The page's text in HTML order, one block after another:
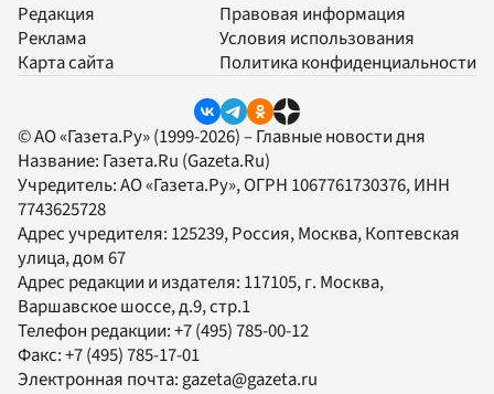
Редакция
Реклама
Карта сайта
Правовая информация
Условия использования
Политика конфиденциальности
© АО «Газета.Ру» (1999-2026) – Главные новости дня
Название: Газета.Ru (Gazeta.Ru)
Учредитель:АО «Газета.Ру», ОГРН 1067761730376, ИНН
7743625728
Адрес учредителя: 125239, Россия, Москва, Коптевская
улица, дом 67
Адрес редакции и издателя: 117105, г. Москва,
Варшавское шоссе, д.9, стр.1
Телефон редакции:+7 (495) 785-00-12
Факс:+7 (495) 785-17-01
Электронная почта: gazeta@gazeta.ru